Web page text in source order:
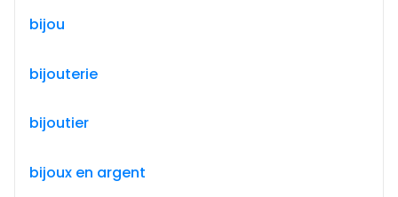
bijou
bijouterie
bijoutier
bijoux en argent